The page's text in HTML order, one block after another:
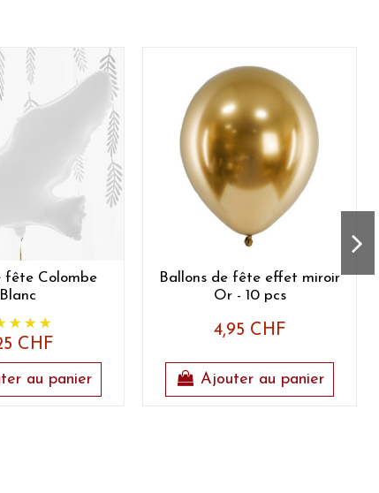
fête Colombe
Blanc
CHF
au panier
Ballons de fête effet miroir
Or - 10 pcs
4,95 CHF
Ajouter au panier